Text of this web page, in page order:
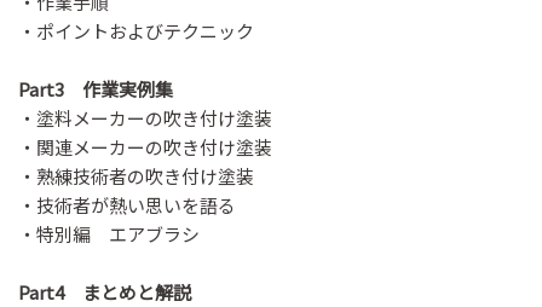
・ポイントおよびテクニック
Part3 作業実例集
・塗料メーカーの吹き付け塗装
・関連メーカーの吹き付け塗装
・熟練技術者の吹き付け塗装
・技術者が熱い思いを語る
・特別編 エアブラシ
Part4 まとめと解説